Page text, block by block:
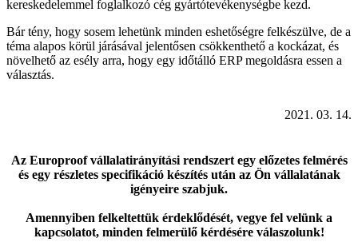
kereskedelemmel foglalkozó cég gyártótevékenységbe kezd.
Bár tény, hogy sosem lehetünk minden eshetőségre felkészülve, de a
téma alapos körül járásával jelentősen csökkenthető a kockázat, és
növelhető az esély arra, hogy egy időtálló ERP megoldásra essen a
választás.
2021. 03. 14.
Az Europroof vállalatirányítási rendszert egy előzetes felmérés
és egy részletes specifikáció készítés után az Ön vállalatának
igényeire szabjuk.
Amennyiben felkeltettük érdeklődését, vegye fel velünk a
kapcsolatot, minden felmerülő kérdésére válaszolunk!